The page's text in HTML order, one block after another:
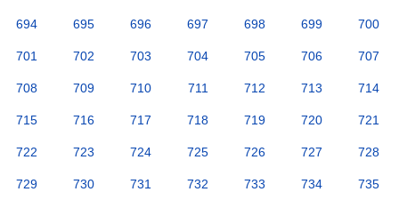
694 695 696 697 698 699 700
701 702 703 704 705 706 707
708 709 710 711 712 713 714
715 716 717 718 719 720 721
722 723 724 725 726 727 728
729 730 731 732 733 734 735